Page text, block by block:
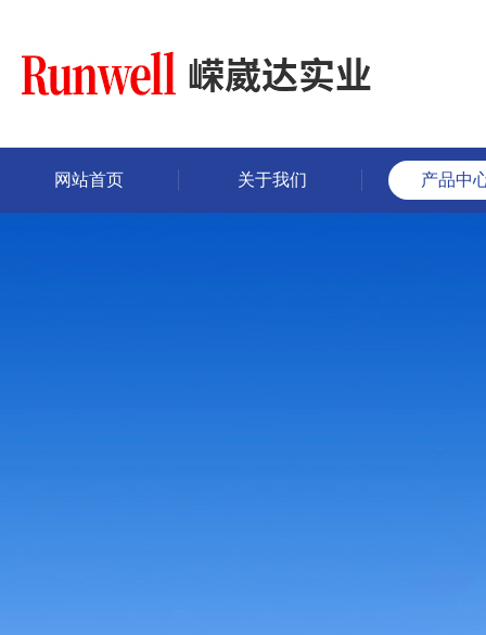
网站首页 关于我们 产品中